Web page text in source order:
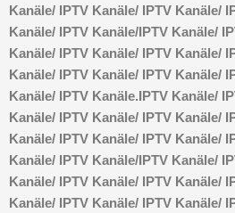
Kanäle/
IPTV Kanäle/ IPTV Kanäle/
Kanäle/
IPTV Kanäle/ IPTV Kanäle/
Kanäle/
IPTV Kanäle/ IPTV Kanäle/
Kanäle/
IPTV Kanäle/ IPTV Kanäle/
Kanäle/
IPTV Kanäle. IPTV Kanäle/
Kanäle/
IPTV Kanäle/ IPTV Kanäle/
Kanäle/
IPTV Kanäle/ IPTV Kanäle/
Kanäle/
IPTV Kanäle/ IPTV Kanäle/
Kanäle/
IPTV Kanäle/ IPTV Kanäle/
Kanäle/
IPTV Kanäle/ IPTV Kanäle/